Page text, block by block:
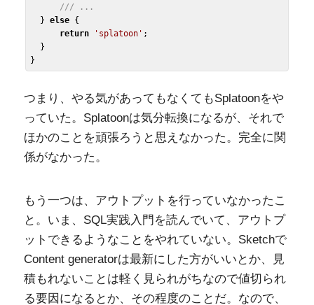
/// ...
  }
else {
return
'splatoon' ;
つまり、やる気があってもなくてもSplatoonをや
っていた。Splatoonは気分転換になるが、それで
ほかのことを頑張ろうと思えなかった。完全に関
係がなかった。
もう一つは、アウトプットを行っていなかったこ
と。いま、SQL実践入門を読んでいて、アウトプ
ットできるようなことをやれていない。Sketchで
Content generatorは最新にした方がいいとか、見
積もれないことは軽く見られがちなので値切られ
る要因になるとか、その程度のことだ。なので、